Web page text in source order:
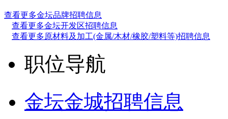
查看更多金坛品牌招聘信息
查看更多金坛开发区招聘信息
查看更多原材料及加工(金属/木材/橡胶/塑料等)招聘信息
职位导航
金坛金城招聘信息